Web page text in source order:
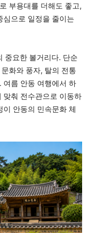
부용대를 더해도 좋고,
심으로 일정을 줄이는
중요한 볼거리다. 단순
화와 풍자, 탈의 전통
여름 안동 여행에서 하
맞춰 전수관으로 이동하
안동의 민속문화 체